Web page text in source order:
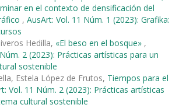
en el contexto de densificación del
, AusArt: Vol. 11 Núm. 1 (2023): Grafika:
Hedilla, «El beso en el bosque» ,
2 (2023): Prácticas artísticas para un
sostenible
Estela López de Frutos, Tiempos para el
Vol. 11 Núm. 2 (2023): Prácticas artísticas
cultural sostenible